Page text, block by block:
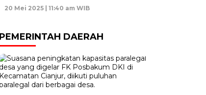
20 Mei 2025 | 11:40 am WIB
PEMERINTAH DAERAH